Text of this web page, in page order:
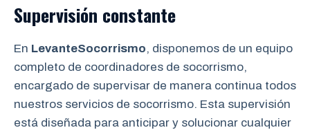
Supervisión constante
En LevanteSocorrismo, disponemos de un equipo
completo de coordinadores de socorrismo,
encargado de supervisar de manera continua todos
nuestros servicios de socorrismo. Esta supervisión
está diseñada para anticipar y solucionar cualquier